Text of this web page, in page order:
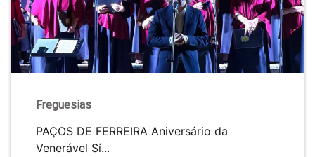
Freguesias
PAÇOS DE FERREIRA Aniversário da
Venerável Sí...